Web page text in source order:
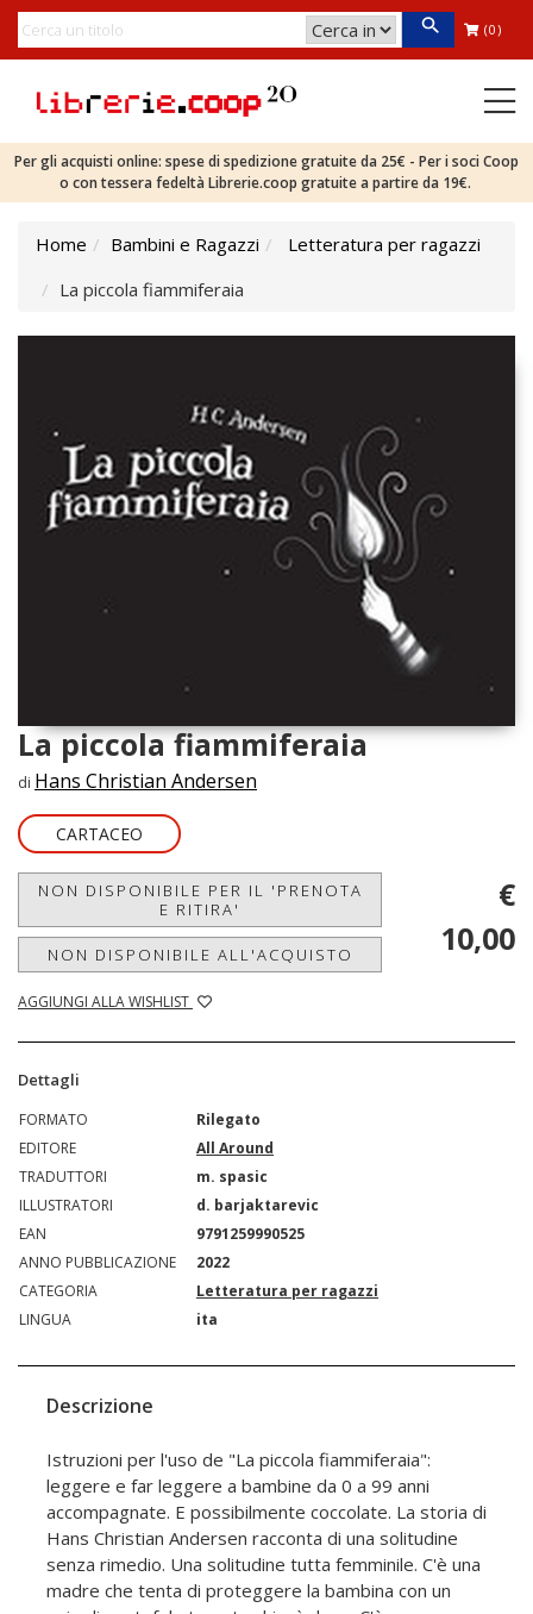
(0)
Per gli acquisti online: spese di spedizione gratuite da 25€ - Per i soci Coop
o con tessera fedeltà Librerie.coop gratuite a partire da 19€.
Home Bambini e Ragazzi
Letteratura per ragazzi
La piccola fiammiferaia
La piccola fiammiferaia
di Hans Christian Andersen
CARTACEO
NON DISPONIBILE PER IL 'PRENOTA
E RITIRA'
NON DISPONIBILE ALL'ACQUISTO
AGGIUNGI ALLA WISHLIST
€
10,00
Dettagli
FORMATO
Rilegato
EDITORE
All Around
TRADUTTORI
m. spasic
ILLUSTRATORI
d. barjaktarevic
EAN
9791259990525
ANNO PUBBLICAZIONE
2022
CATEGORIA
Letteratura per ragazzi
LINGUA
ita
Descrizione
Istruzioni per l'uso de "La piccola fiammiferaia":
leggere e far leggere a bambine da 0 a 99 anni
accompagnate. E possibilmente coccolate. La storia di
Hans Christian Andersen racconta di una solitudine
senza rimedio. Una solitudine tutta femminile. C'è una
madre che tenta di proteggere la bambina con un